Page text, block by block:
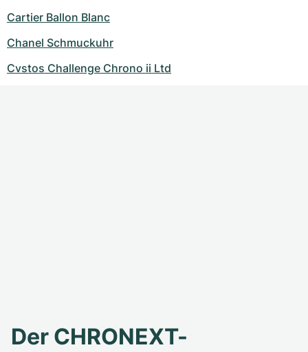
Cartier Ballon Blanc
Chanel Schmuckuhr
Cvstos Challenge Chrono ii Ltd
Der CHRONEXT-